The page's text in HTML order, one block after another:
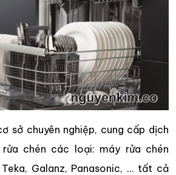
sở chuyên nghiệp, cung cấp dịch
chén các loại: máy rửa chén
Galanz, Panasonic, … tất cả